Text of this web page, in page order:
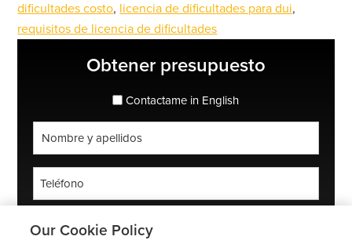
dificultades costo, licencia de dificultades para dui,
requisitos de licencia de dificultades
Obtener presupuesto
espanol_espanol
Contactame in English
*
Our Cookie Policy